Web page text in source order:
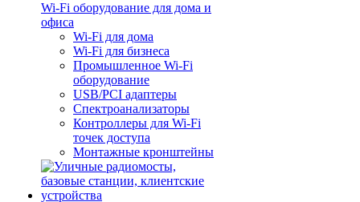
Wi-Fi оборудование для дома и
офиса
Wi-Fi для дома
Wi-Fi для бизнеса
Промышленное Wi-Fi
оборудование
USB/PCI адаптеры
Cпектроанализаторы
Контроллеры для Wi-Fi
точек доступа
Монтажные кронштейны